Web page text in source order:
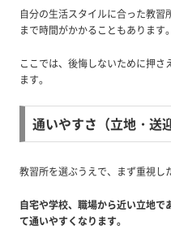
自分の生活スタイルに合った教
まで時間がかかることもあります。
ここでは、後悔しないために押
ます。
通いやすさ（立地・送
教習所を選ぶうえで、まず重視し
自宅や学校、職場から近い立地
て通いやすくなります。